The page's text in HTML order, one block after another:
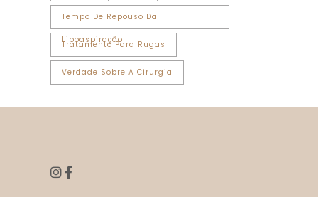
Tempo De Repouso Da
Lipoaspiração
Tratamento Para Rugas
Verdade Sobre A Cirurgia